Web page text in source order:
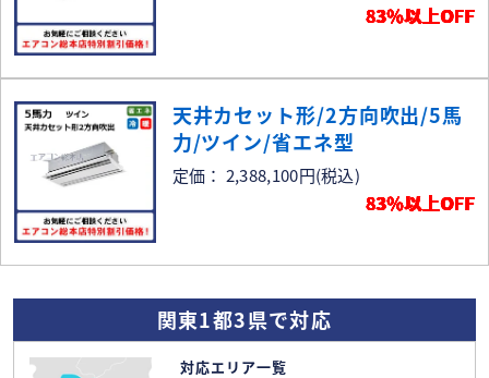
83％以上OFF
天井カセット形/2方向吹出/5馬
力/ツイン/省エネ型
定価： 2,388,100円(税込)
83％以上OFF
関東1都3県で対応
対応エリア一覧